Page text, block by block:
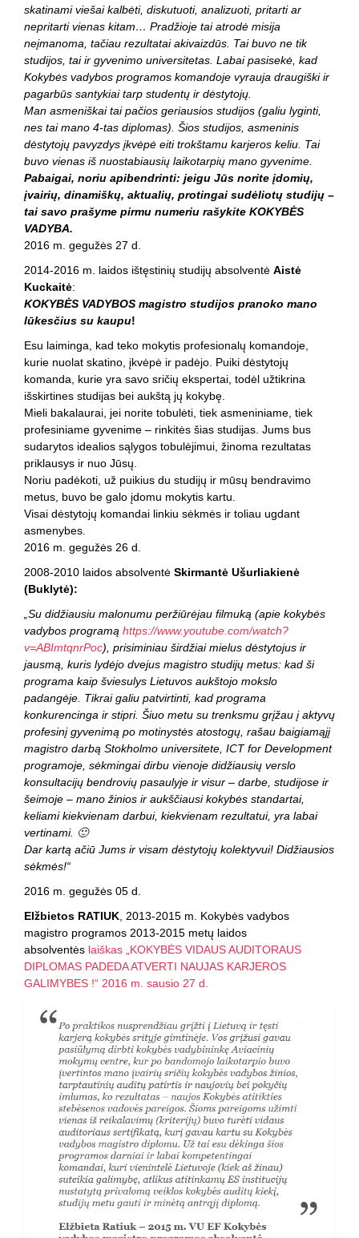
skatinami viešai kalbėti, diskutuoti, analizuoti, pritarti ar
nepritarti vienas kitam… Pradžioje tai atrodė misija
neįmanoma, tačiau rezultatai akivaizdūs. Tai buvo ne tik
studijos, tai ir gyvenimo universitetas. Labai pasisekė, kad
Kokybės vadybos programos komandoje vyrauja draugiški ir
pagarbūs santykiai tarp studentų ir dėstytojų.
Man asmeniškai tai pačios geriausios studijos (galiu lyginti,
nes tai mano 4-tas diplomas). Šios studijos, asmeninis
dėstytojų pavyzdys įkvėpė eiti trokštamu karjeros keliu. Tai
buvo vienas iš nuostabiausių laikotarpių mano gyvenime.
Pabaigai, noriu apibendrinti: jeigu Jūs norite įdomių,
įvairių, dinamiškų, aktualių, protingai sudėliotų studijų –
tai savo prašyme pirmu numeriu rašykite KOKYBĖS
VADYBA.
2016 m. gegužės 27 d.
2014-2016 m. laidos ištęstinių studijų absolventė Aistė
Kuckaitė:
KOKYBĖS VADYBOS magistro studijos pranoko mano
lūkesčius su kaupu!
Esu laiminga, kad teko mokytis profesionalų komandoje,
kurie nuolat skatino, įkvėpė ir padėjo. Puiki dėstytojų
komanda, kurie yra savo sričių ekspertai, todėl užtikrina
išskirtines studijas bei aukštą jų kokybę.
Mieli bakalaurai, jei norite tobulėti, tiek asmeniniame, tiek
profesiniame gyvenime – rinkitės šias studijas. Jums bus
sudarytos idealios sąlygos tobulėjimui, žinoma rezultatas
priklausys ir nuo Jūsų.
Noriu padėkoti, už puikius du studijų ir mūsų bendravimo
metus, buvo be galo įdomu mokytis kartu.
Visai dėstytojų komandai linkiu sėkmės ir toliau ugdant
asmenybes.
2016 m. gegužės 26 d.
2008-2010 laidos absolventė Skirmantė Ušurliakienė
(Buklytė):
„Su didžiausiu malonumu peržiūrėjau filmuką (apie kokybės
vadybos programą https://www.youtube.com/watch?
v=ABImtqnrPoc), prisiminiau širdžiai mielus dėstytojus ir
jausmą, kuris lydėjo dvejus magistro studijų metus: kad ši
programa kaip šviesulys Lietuvos aukštojo mokslo
padangėje. Tikrai galiu patvirtinti, kad programa
konkurencinga ir stipri. Šiuo metu su trenksmu grįžau į aktyvų
profesinį gyvenimą po motinystės atostogų, rašau baigiamąjį
magistro darbą Stokholmo universitete, ICT for Development
programoje, sėkmingai dirbu vienoje didžiausių verslo
konsultacijų bendrovių pasaulyje ir visur – darbe, studijose ir
šeimoje – mano žinios ir aukščiausi kokybės standartai,
keliami kiekvienam darbui, kiekvienam rezultatui, yra labai
vertinami. 🙂
Dar kartą ačiū Jums ir visam dėstytojų kolektyvui! Didžiausios
sėkmės!“
2016 m. gegužės 05 d.
Elžbietos RATIUK , 2013-2015 m. Kokybės vadybos
magistro programos 2013-2015 metų laidos
absolventės laiškas „KOKYBĖS VIDAUS AUDITORAUS
DIPLOMAS PADEDA ATVERTI NAUJAS KARJEROS
GALIMYBES !“ 2016 m. sausio 27 d.